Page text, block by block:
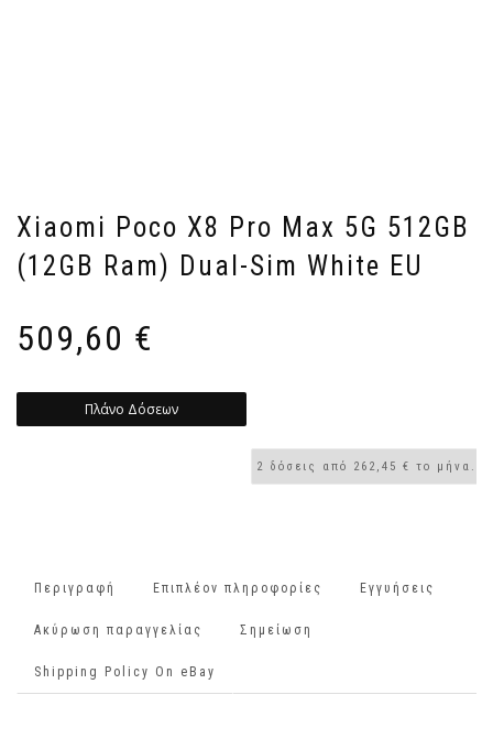
Xiaomi Poco X8 Pro Max 5G 512GB
(12GB Ram) Dual-Sim White EU
509,60 €
Πλάνο Δόσεων
Περιγραφή Επιπλέον πληροφορίες Εγγυήσεις
Ακύρωση παραγγελίας Σημείωση
Shipping Policy On eBay